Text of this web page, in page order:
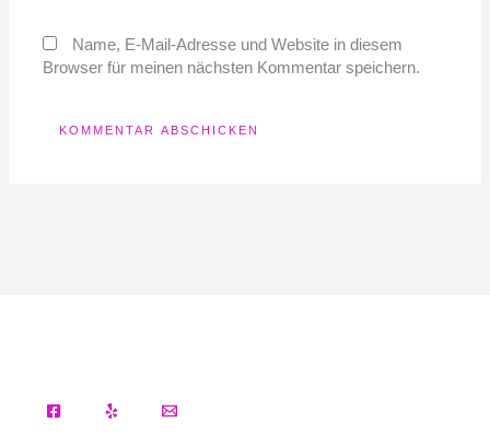
Name, E-Mail-Adresse und Website in diesem
Browser für meinen nächsten Kommentar speichern.